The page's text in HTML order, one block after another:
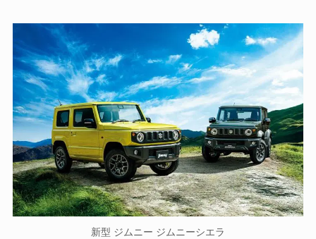
新型 ジムニー ジムニーシエラ